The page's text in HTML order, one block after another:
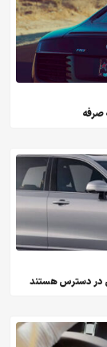
صرفه